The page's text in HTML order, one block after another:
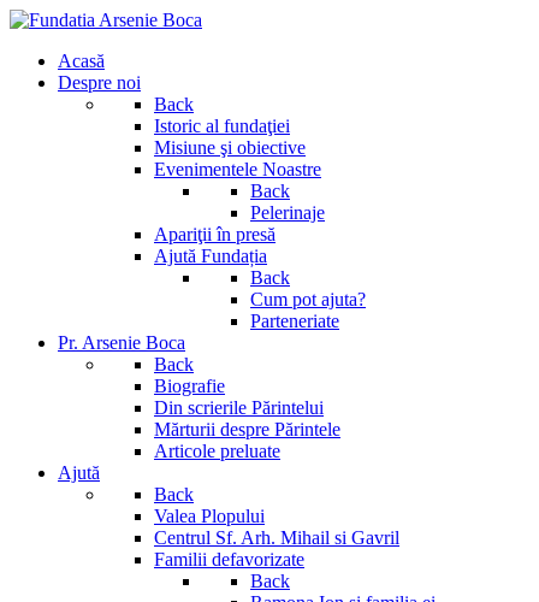
Acasă
Despre noi
Back
Istoric al fundaţiei
Misiune şi obiective
Evenimentele Noastre
Back
Pelerinaje
Apariţii în presă
Ajută Fundația
Back
Cum pot ajuta?
Parteneriate
Pr. Arsenie Boca
Back
Biografie
Din scrierile Părintelui
Mărturii despre Părintele
Articole preluate
Ajută
Back
Valea Plopului
Centrul Sf. Arh. Mihail si Gavril
Familii defavorizate
Back